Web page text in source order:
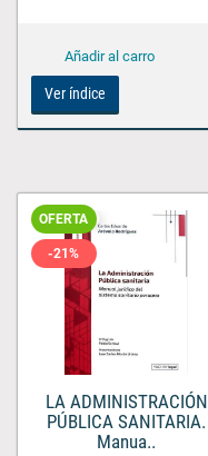
Ver índice
OFERTA
-21%
LA ADMINISTRACIÓN
PÚBLICA SANITARIA.
Manua..